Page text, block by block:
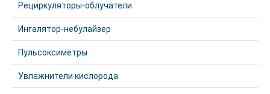
Рециркуляторы-облучатели
Ингалятор-небулайзер
Пульсоксиметры
Увлажнители кислорода